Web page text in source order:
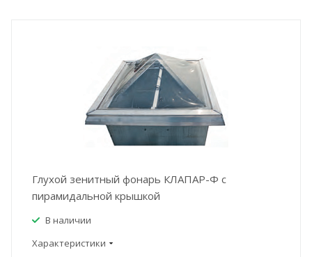
Глухой зенитный фонарь КЛАПАР-Ф с
пирамидальной крышкой
В наличии
Характеристики